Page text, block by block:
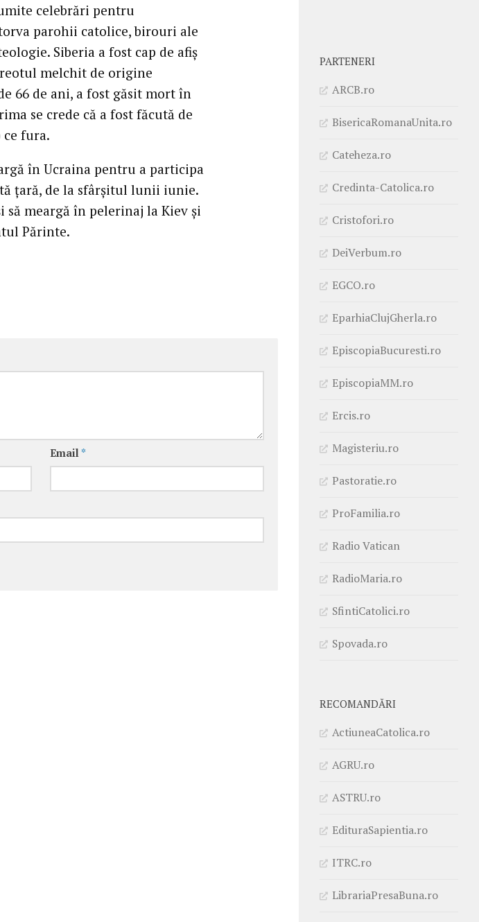
celebrări pentru
parohii catolice, birouri ale
Siberia a fost cap de afiş
melchit de origine
66 de ani, a fost găsit mort în
se crede că a fost făcută de
fura.
în Ucraina pentru a participa
ţară, de la sfârşitul lunii iunie.
să meargă în pelerinaj la Kiev şi
Părinte.
Email *
PARTENERI
ARCB.ro
BisericaRomanaUnita.ro
Cateheza.ro
Credinta-Catolica.ro
Cristofori.ro
DeiVerbum.ro
EGCO.ro
EparhiaClujGherla.ro
EpiscopiaBucuresti.ro
EpiscopiaMM.ro
Ercis.ro
Magisteriu.ro
Pastoratie.ro
ProFamilia.ro
Radio Vatican
RadioMaria.ro
SfintiCatolici.ro
Spovada.ro
RECOMANDĂRI
ActiuneaCatolica.ro
AGRU.ro
ASTRU.ro
EdituraSapientia.ro
ITRC.ro
LibrariaPresaBuna.ro